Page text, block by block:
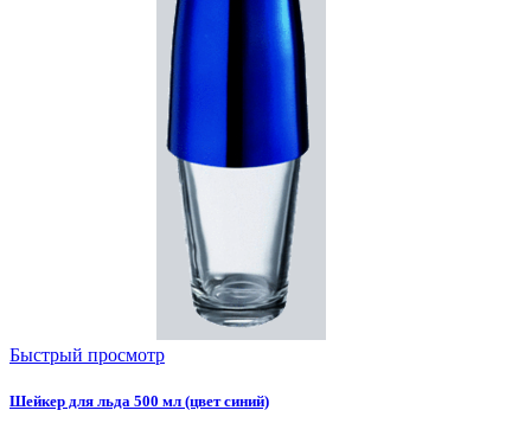
Быстрый просмотр
Шейкер для льда 500 мл (цвет синий)